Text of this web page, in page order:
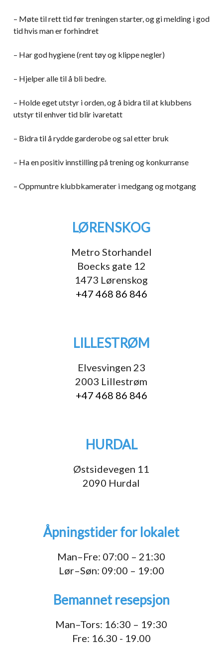
– Møte til rett tid før treningen starter, og gi melding i god
tid hvis man er forhindret
– Har god hygiene (rent tøy og klippe negler)
– Hjelper alle til å bli bedre.
– Holde eget utstyr i orden, og å bidra til at klubbens
utstyr til enhver tid blir ivaretatt
– Bidra til å rydde garderobe og sal etter bruk
– Ha en positiv innstilling på trening og konkurranse
– Oppmuntre klubbkamerater i medgang og motgang
LØRENSKOG
Metro Storhandel
Boecks gate 12
1473 Lørenskog
+47 468 86 846
LILLESTRØM
Elvesvingen 23
2003 Lillestrøm
+47 468 86 846
HURDAL
Østsidevegen 11
2090 Hurdal
Åpningstider for lokalet
Man–Fre: 07:00 – 21:30
Lør–Søn: 09:00 – 19:00
Bemannet resepsjon
Man–Tors: 16:30 – 19:30
Fre: 16.30 - 19.00